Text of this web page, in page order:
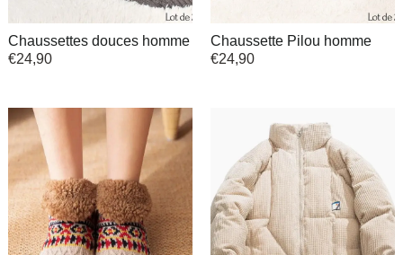
Chaussettes douces homme
€24,90
Chaussette Pilou homme
€24,90